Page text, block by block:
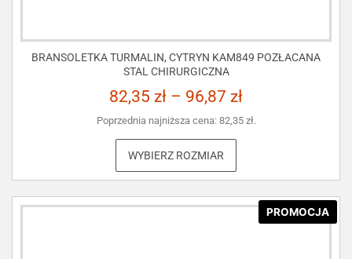
BRANSOLETKA TURMALIN, CYTRYN KAM849 POZŁACANA
STAL CHIRURGICZNA
82,35 zł – 96,87 zł
Poprzednia najniższa cena: 82,35 zł.
WYBIERZ ROZMIAR
PROMOCJA